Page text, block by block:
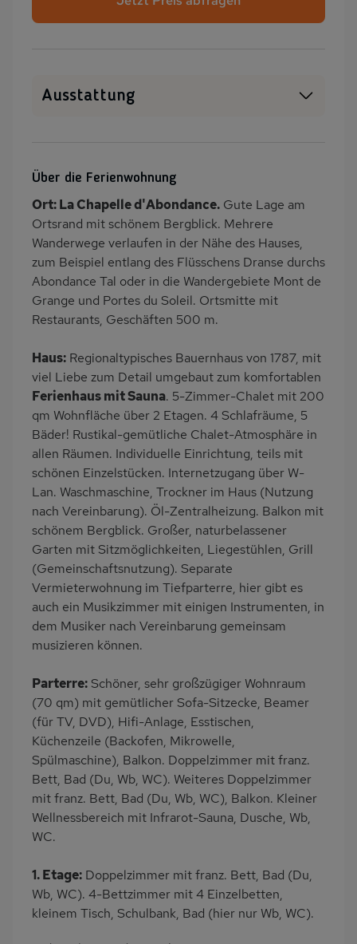
Ausstattung
Garten
Balkon/Loggia
Grill
PKW-Parkplatz
Dusche
Küche
Herd (4 Kochfelder)
Backofen
Geschirrspülmaschine
Kühlschrank
Ruhige Lage
Babybett
Kinderhochstuhl
Nichtraucher
Wb/WC
Infrarot-Kabine
Bergblick
Über die Ferienwohnung
Ort: La Chapelle d'Abondance. Gute Lage am
Ortsrand mit schönem Bergblick. Mehrere
Wanderwege verlaufen in der Nähe des Hauses,
zum Beispiel entlang des Flüsschens Dranse durchs
Abondance Tal oder in die Wandergebiete Mont de
Grange und Portes du Soleil. Ortsmitte mit
Restaurants, Geschäften 500 m.
Haus: Regionaltypisches Bauernhaus von 1787, mit
viel Liebe zum Detail umgebaut zum komfortablen
Ferienhaus mit Sauna. 5-Zimmer-Chalet mit 200
qm Wohnfläche über 2 Etagen. 4 Schlafräume, 5
Bäder! Rustikal-gemütliche Chalet-Atmosphäre in
allen Räumen. Individuelle Einrichtung, teils mit
schönen Einzelstücken. Internetzugang über W-
Lan. Waschmaschine, Trockner im Haus (Nutzung
nach Vereinbarung). Öl-Zentralheizung. Balkon mit
schönem Bergblick. Großer, naturbelassener
Garten mit Sitzmöglichkeiten, Liegestühlen, Grill
(Gemeinschaftsnutzung). Separate
Vermieterwohnung im Tiefparterre, hier gibt es
auch ein Musikzimmer mit einigen Instrumenten, in
dem Musiker nach Vereinbarung gemeinsam
musizieren können.
Parterre: Schöner, sehr großzügiger Wohnraum
(70 qm) mit gemütlicher Sofa-Sitzecke, Beamer
(für TV, DVD), Hifi-Anlage, Esstischen,
Küchenzeile (Backofen, Mikrowelle,
Spülmaschine), Balkon. Doppelzimmer mit franz.
Bett, Bad (Du, Wb, WC). Weiteres Doppelzimmer
mit franz. Bett, Bad (Du, Wb, WC), Balkon. Kleiner
Wellnessbereich mit Infrarot-Sauna, Dusche, Wb,
WC.
1. Etage: Doppelzimmer mit franz. Bett, Bad (Du,
Wb, WC). 4-Bettzimmer mit 4 Einzelbetten,
kleinem Tisch, Schulbank, Bad (hier nur Wb, WC).